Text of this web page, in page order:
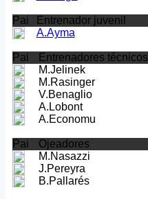
Pai Entrenador juvenil
A.Ayma
Pai Entrenadores técnicos
M.Jelinek
M.Rasinger
V.Benaglio
A.Lobont
A.Economu
Pai Ojeadores
M.Nasazzi
J.Pereyra
B.Pallarés